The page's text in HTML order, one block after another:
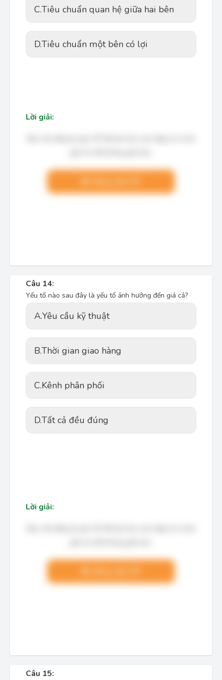
C.Tiêu chuẩn quan hệ giữa hai bên
D.Tiêu chuẩn một bên có lợi
Lời giải:
Câu 14:
Yếu tố nào sau đây là yếu tố ảnh hưởng đến giá cả?
A.Yêu cầu kỹ thuật
B.Thời gian giao hàng
C.Kênh phân phối
D.Tất cả đều đúng
Lời giải:
Câu 15: